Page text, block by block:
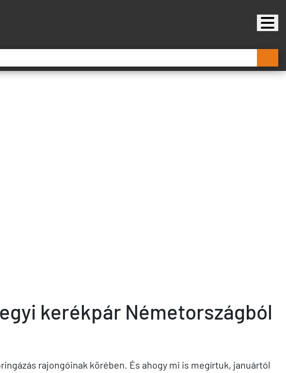
kerékpár Németországból
rajongóinak körében. És ahogy mi is megírtuk, januártól